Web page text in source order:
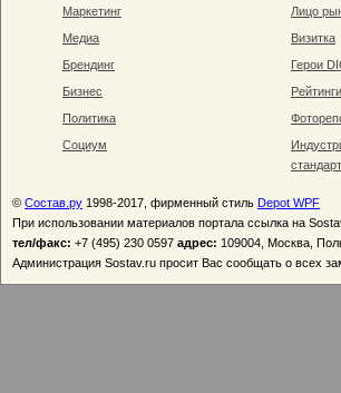
Маркетинг
Медиа
Брендинг
Бизнес
Политика
Социум
Лицо
Визитка
Герои
Рейтинги
© Состав.ру 1998-2017, фирменный стиль Depot WPF
При использовании материалов портала ссылка на
тел/факс: +7 (495) 230 0597 адрес: 109004, Москва,
Администрация Sostav.ru просит Вас сообщать о всех